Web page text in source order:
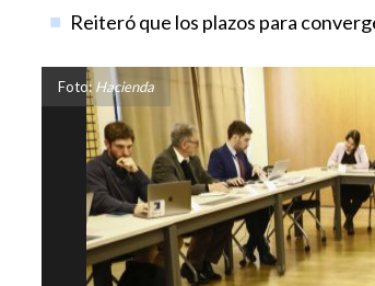
Reiteró que los plazos para
Foto: Hacienda